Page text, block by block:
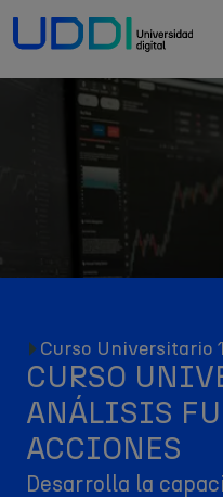
Curso Universitario
CURSO
ANÁLISIS
ACCIONES
Desarrolla la
Fundamental de
Resumen